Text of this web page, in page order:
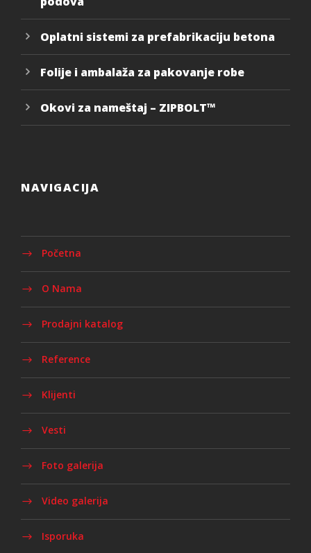
Oplatni sistemi za prefabrikaciju betona
Folije i ambalaža za pakovanje robe
Okovi za nameštaj – ZIPBOLT™
NAVIGACIJA
Početna
O Nama
Prodajni katalog
Reference
Klijenti
Vesti
Foto galerija
Video galerija
Isporuka